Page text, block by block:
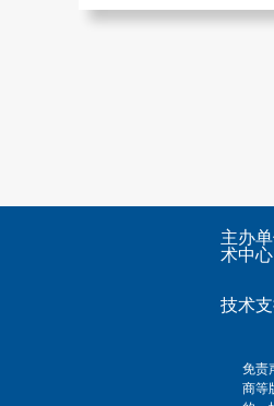
主办
术中心
技术支
免责
商等